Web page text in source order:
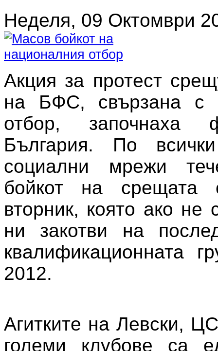
Неделя, 09 Октомври
Акция за протест
на БФС, свързана с
отбор, започнаха
България. По
социални мрежи
бойкот на
вторник, която ако не
ни закотви на
квалификационната
2012.
Агитките на Левски,
големи клубове са